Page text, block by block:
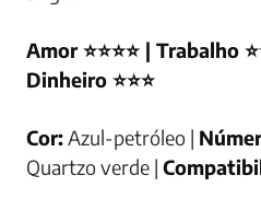
Amor ⭐⭐⭐⭐ | Trabalho
Dinheiro ⭐⭐⭐
Cor:Azul-petróleo |
Quartzo verde |